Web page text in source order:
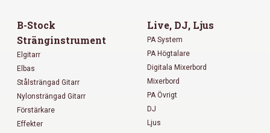
B-Stock
Stränginstrument
Elgitarr
Elbas
Stålsträngad Gitarr
Nylonsträngad Gitarr
Förstärkare
Effekter
Live, DJ, Ljus
PA System
PA Högtalare
Digitala Mixerbord
Mixerbord
PA Övrigt
DJ
Ljus